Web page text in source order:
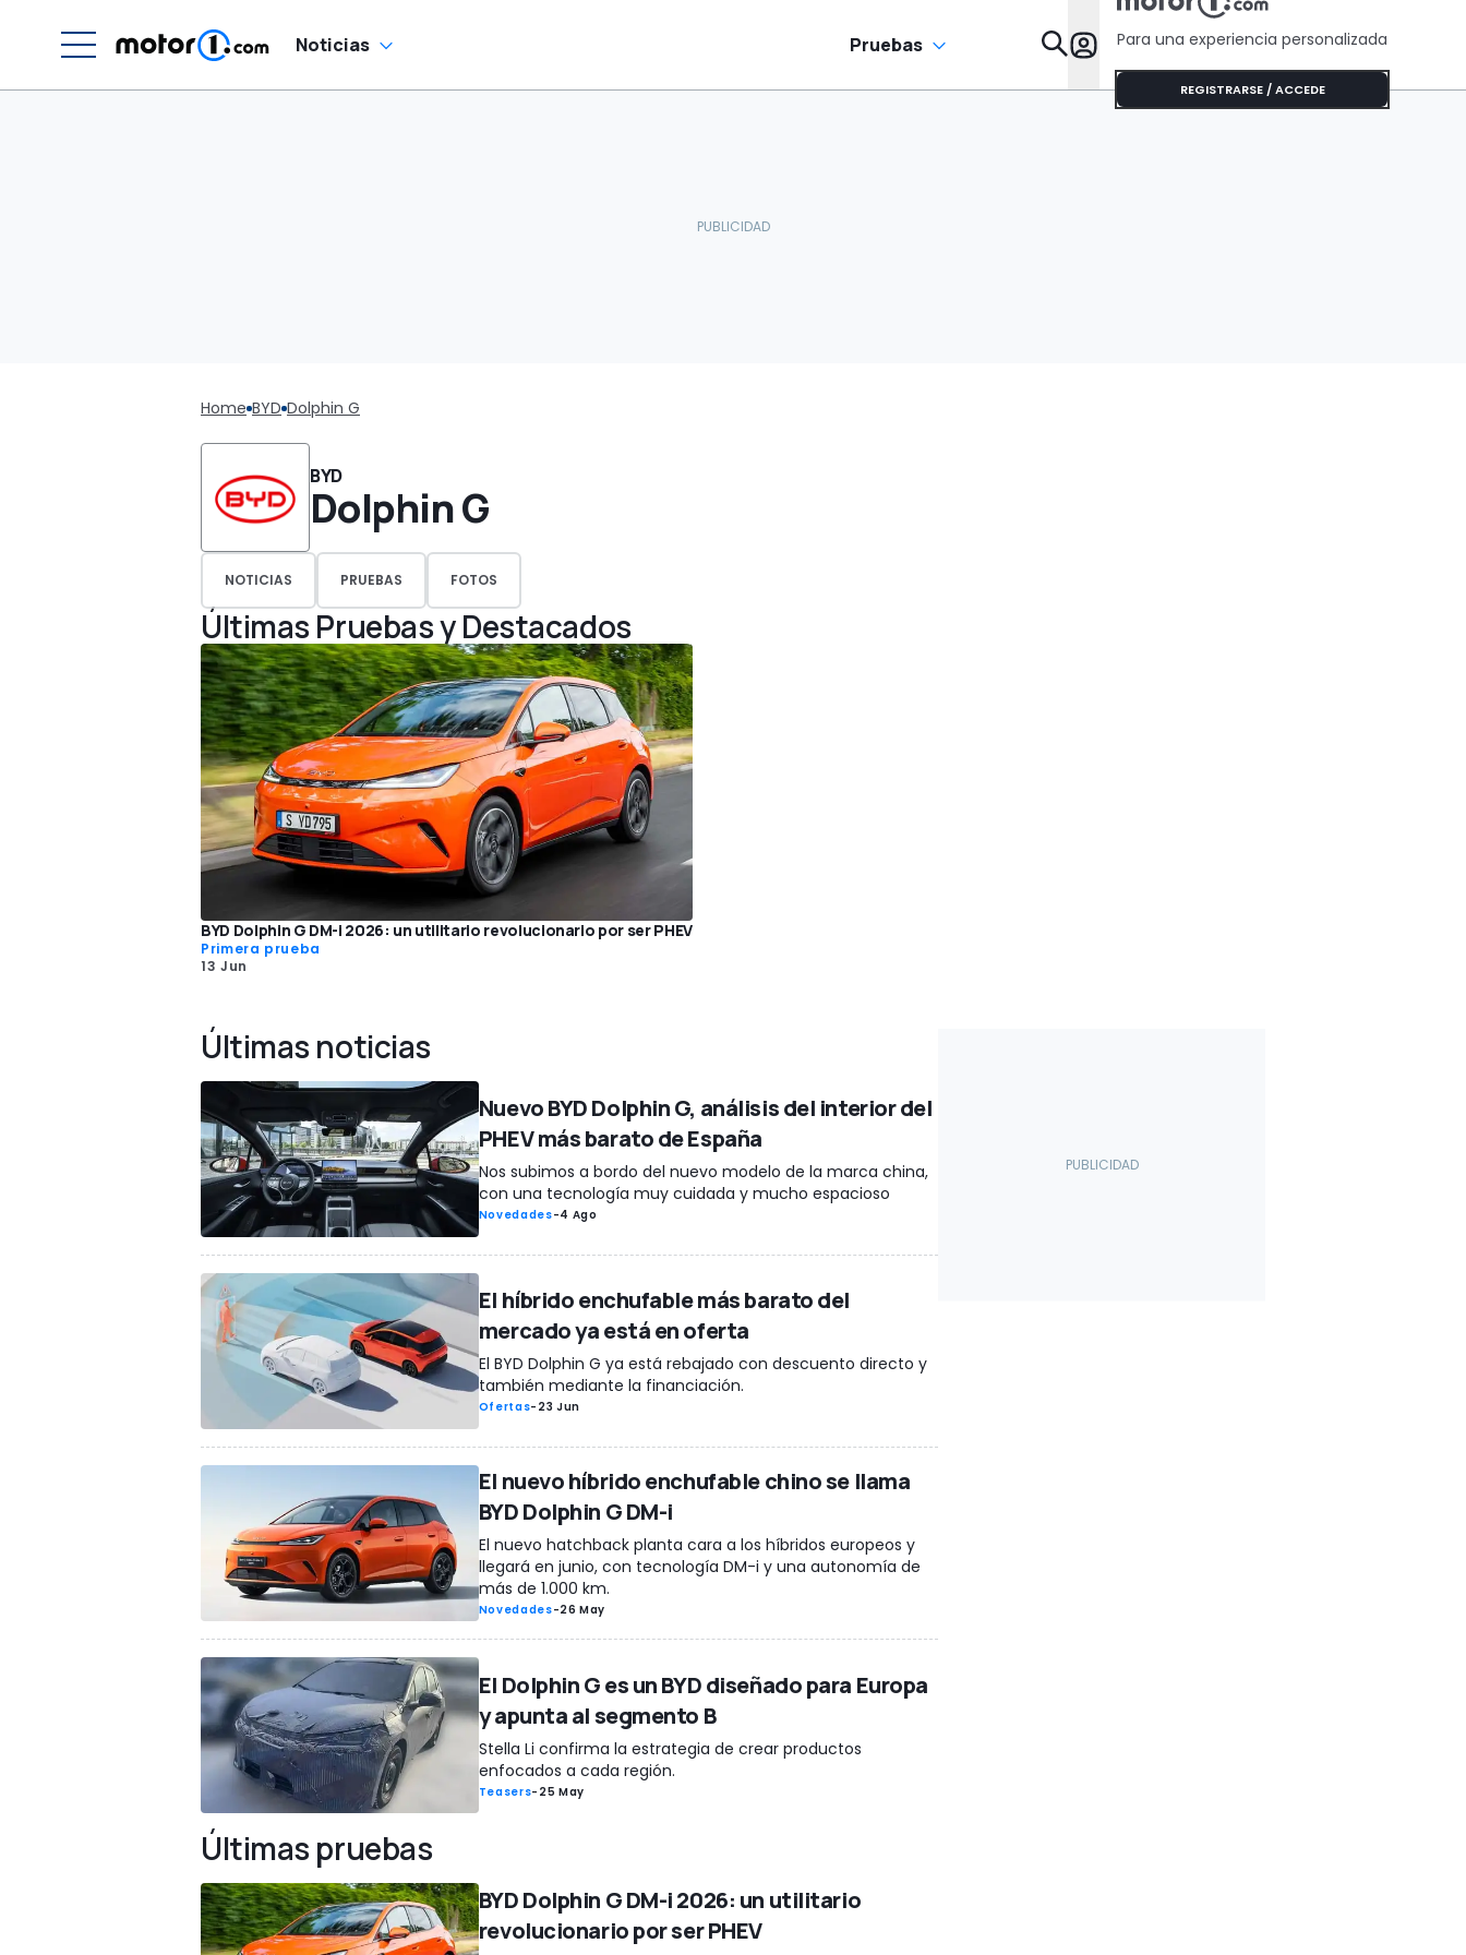
Noticias Pruebas Para una experiencia personalizada
REGISTRARSE / ACCEDE
Home BYD Dolphin G
BYD
Dolphin G
NOTICIAS PRUEBAS FOTOS
Últimas Pruebas y Destacados
BYD Dolphin G DM-i 2026: un utilitario revolucionario por ser PHEV
Primera prueba
13 Jun
Últimas noticias
Nuevo BYD Dolphin G, análisis del interior del
PHEV más barato de España
Nos subimos a bordo del nuevo modelo de la marca china,
con una tecnología muy cuidada y mucho espacioso
Novedades-4 Ago
El híbrido enchufable más barato del
mercado ya está en oferta
El BYD Dolphin G ya está rebajado con descuento directo y
también mediante la financiación.
Ofertas- 23 Jun
El nuevo híbrido enchufable chino se llama
BYD Dolphin G DM-i
El nuevo hatchback planta cara a los híbridos europeos y
llegará en junio, con tecnología DM-i y una autonomía de
más de 1.000 km.
Novedades-26 May
El Dolphin G es un BYD diseñado para Europa
y apunta al segmento B
Stella Li confirma la estrategia de crear productos
enfocados a cada región.
Teasers- 25 May
Últimas pruebas
BYD Dolphin G DM-i 2026: un utilitario
revolucionario por ser PHEV